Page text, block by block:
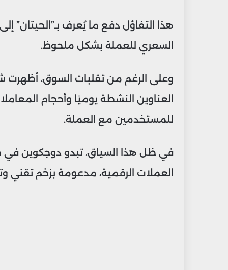
هذا التفاؤل دفع ما يُعرف بـ”الحيتان”
السعري للعملة بشكل ملحوظ.
وعلى الرغم من تقلبات السوق،
العناوين النشطة يوميًا وأحجام
للمستخدمين مع العملة.
في ظل هذا السياق، تبدو دوجكوين
العملات الرقمية، مدعومة بزخم تقني